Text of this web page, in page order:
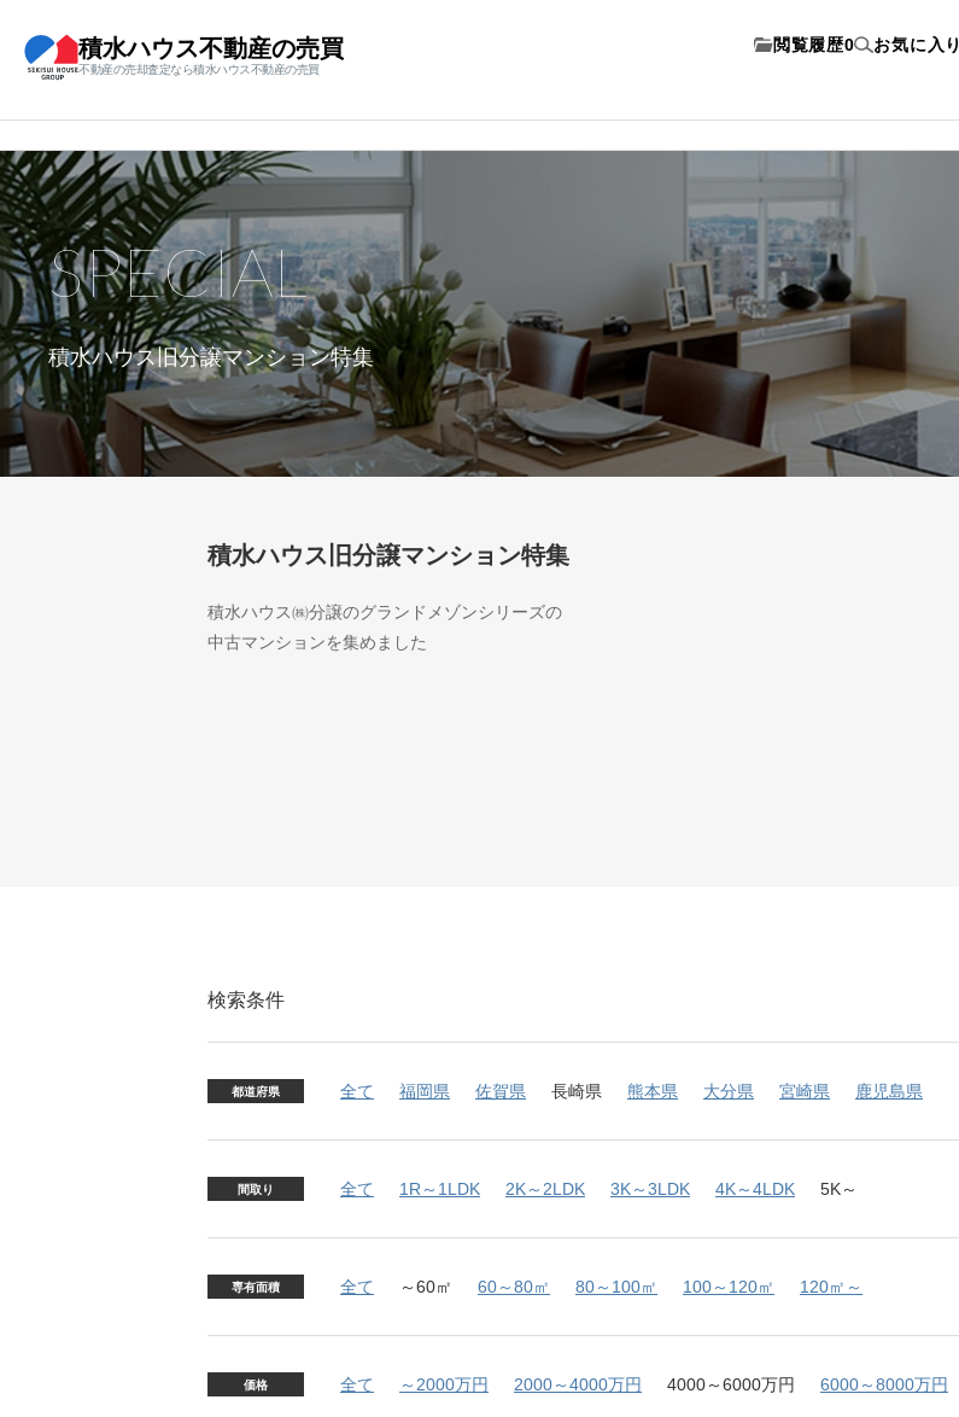
積水ハウス不動産の売買
不動産の売却査定なら積水ハウス不動産の売買
閲覧履歴0 お気に入り
積水ハウス旧分譲マンション特集
SPECIAL
積水ハウス旧分譲マンション特集
積水ハウス㈱分譲のグランドメゾンシリーズの
中古マンションを集めました
検索条件
都道府県 全て 福岡県 佐賀県 長崎県 熊本県 大分県 宮崎県 鹿児島県
間取り 全て 1R～1LDK 2K～2LDK 3K～3LDK 4K～4LDK 5K～
専有面積 全て ～60㎡ 60～80㎡ 80～100㎡ 100～120㎡ 120㎡～
価格 全て ～2000万円 2000～4000万円 4000～6000万円 6000～8000万円